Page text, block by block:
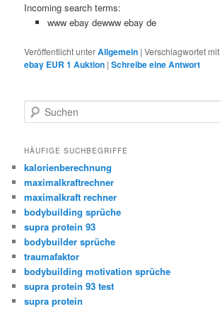
Incoming search terms:
www ebay dewww ebay de
Veröffentlicht unterAllgemein |Verschlagwortet mit
ebay EUR 1 Auktion |Schreibe eine Antwort
u
h
n
HÄUFIGE SUCHBEGRIFFE
kalorienberechnung
maximalkraftrechner
maximalkraft rechner
bodybuilding sprüche
supra protein 93
bodybuilder sprüche
traumafaktor
bodybuilding motivation sprüche
supra protein 93 test
supra protein